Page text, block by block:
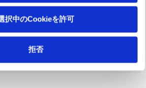
択中のCookieを許可
拒否
tourism